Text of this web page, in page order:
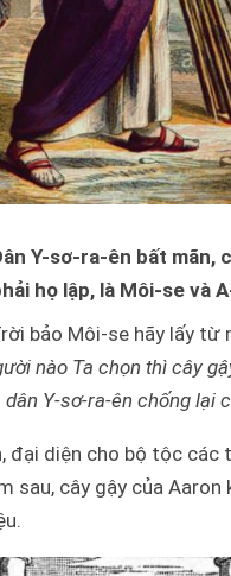
Y-sơ-ra-ên bất mãn,
họ lập, là Môi-se và
bảo Môi-se hãy lấy
nào Ta chọn thì cây
Y-sơ-ra-ên chống lại
đại diện cho bộ tộc
sau, cây gậy của